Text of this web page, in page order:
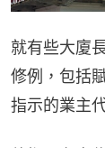
就有些大廈
修例，包括
指示的業主